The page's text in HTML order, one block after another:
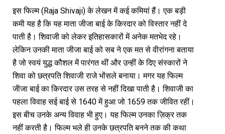
इस फिल्म (Raja Shivaji) के लेखन में कई कमियां हैं। एक बड़ी
कमी यह है कि यह माता जीजा बाई के किरदार को विस्तार नहीं दे
पाती है। शिवाजी को लेकर इतिहासकारों में अनेक मतभेद रहे।
लेकिन उनकी माता जीजा बाई को सब ने एक मत से वीरांगना बताया
है जो स्वयं युद्ध कौशल में पारंगत थीं और उन्हीं के दिए संस्कारों ने
शिवा को छत्रपति शिवाजी राजे भोंसले बनाया। मगर यह फिल्म
जीजा बाई का किरदार उस तरह से नहीं दिखा पाती है। शिवाजी का
पहला विवाह सई बाई से 1640 में हुआ जो 1659 तक जीवित रहीं।
इस बीच उनके अन्य विवाह भी हुए। यह फिल्म उनका ज़िक्र तक
नहीं करती है। फिल्म भले ही उनके छत्रपति बनने तक की कथा